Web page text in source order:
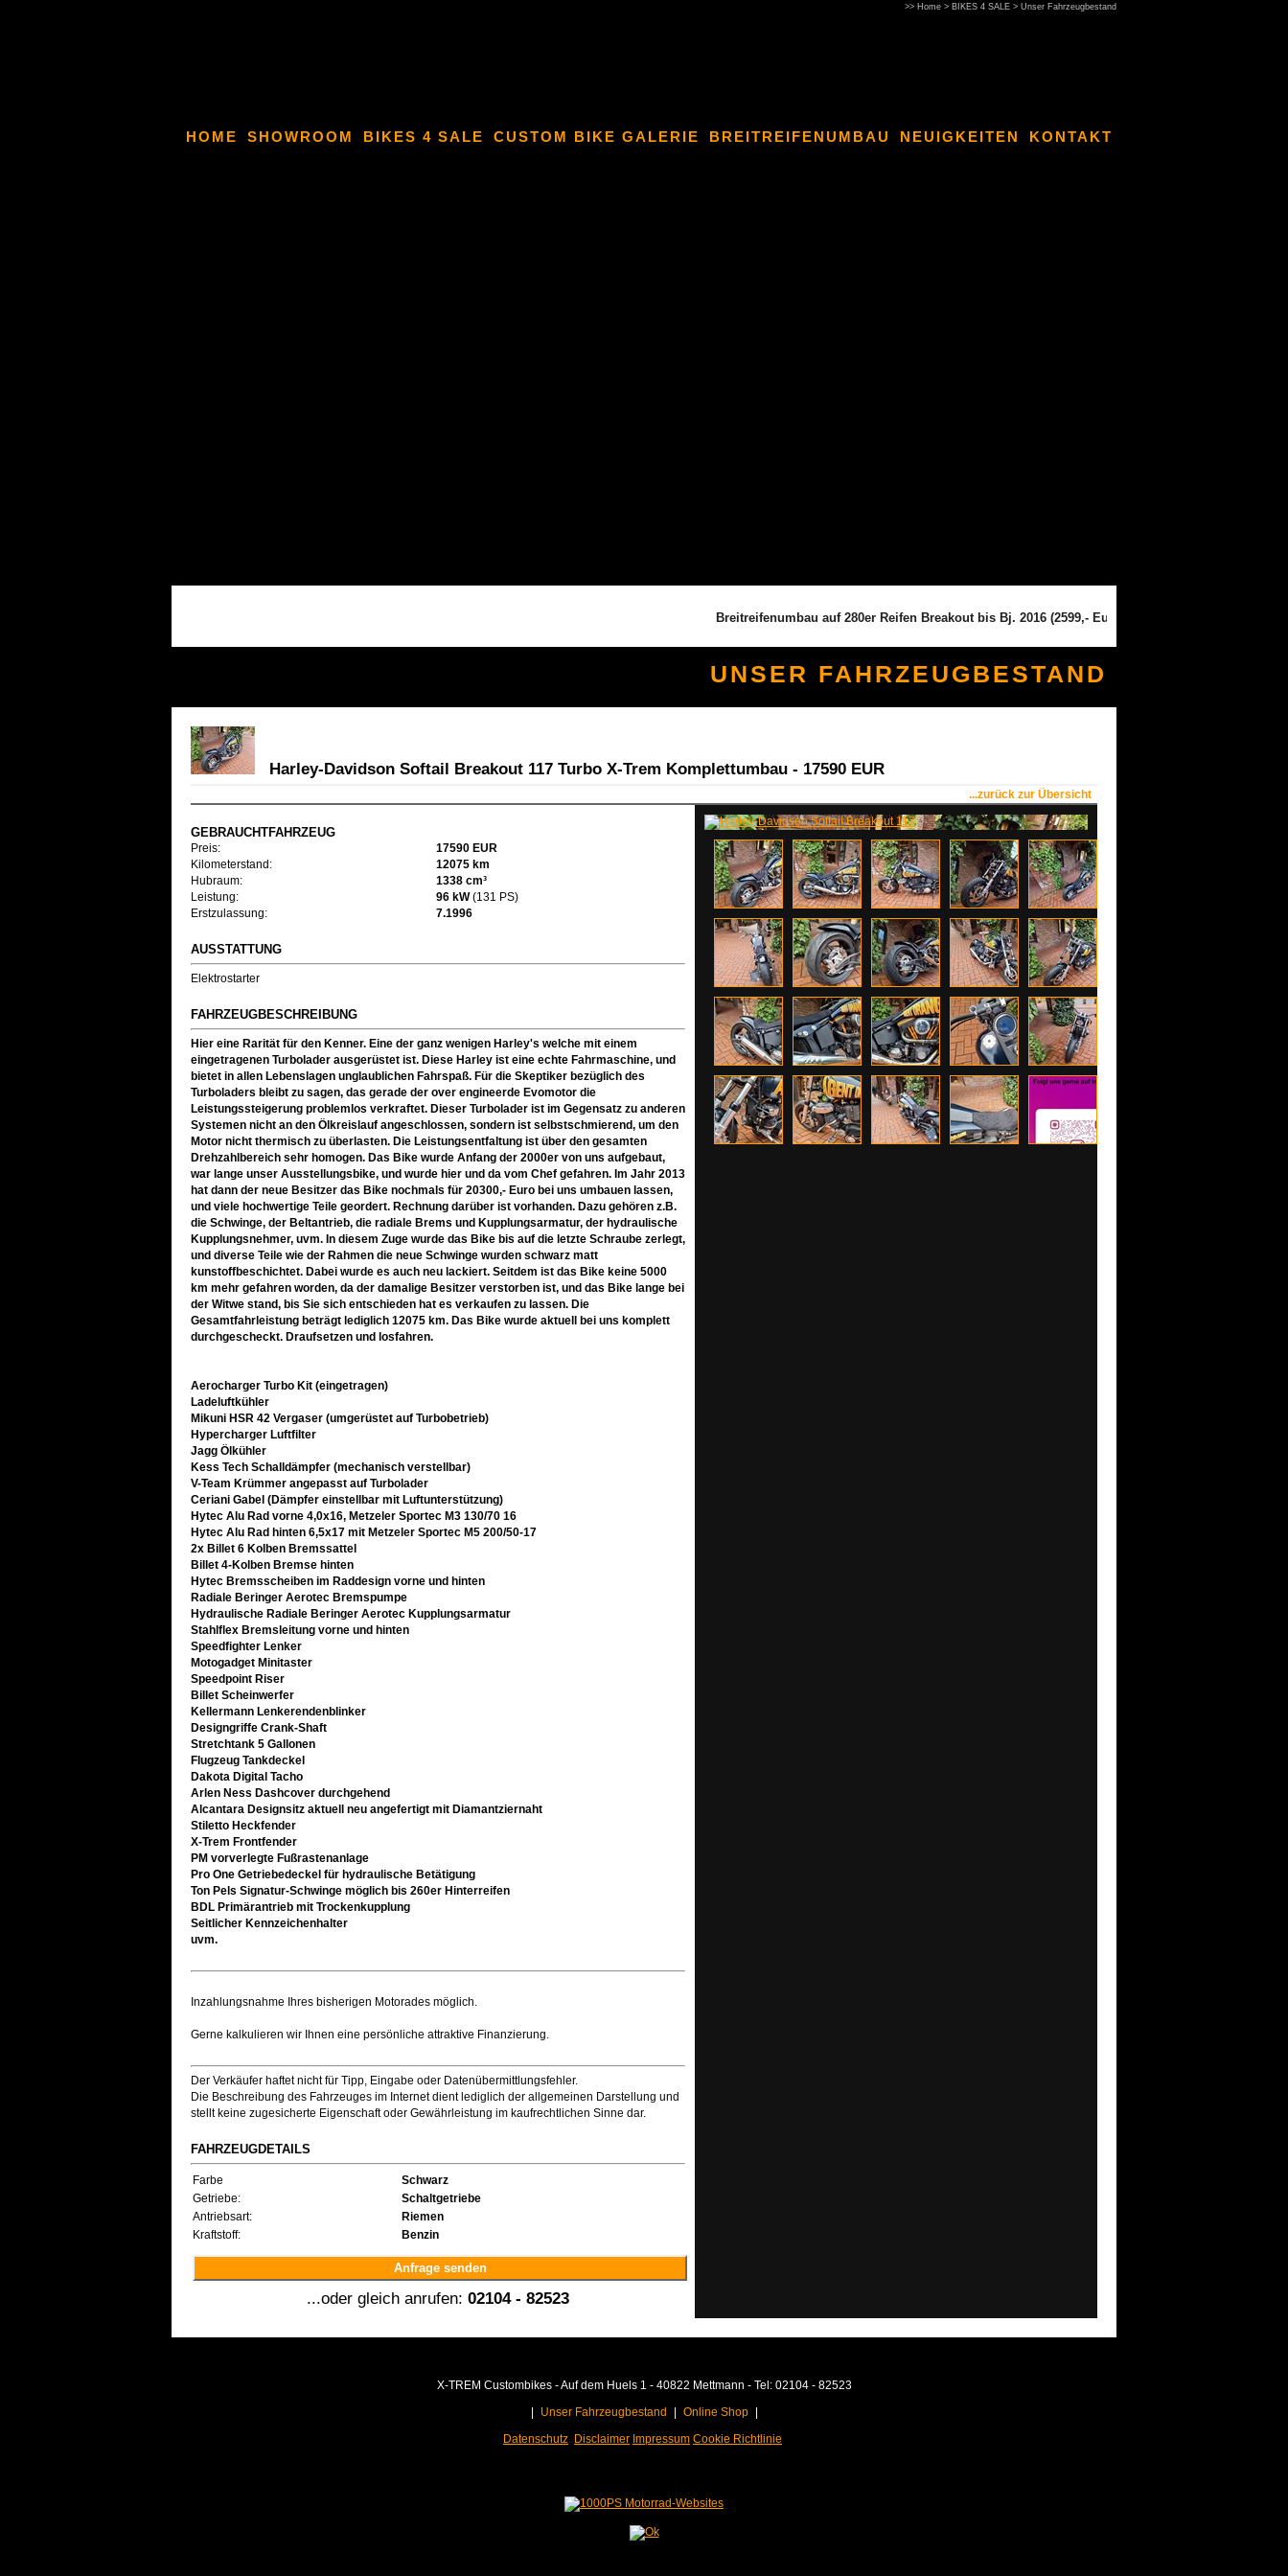
>> Home > BIKES 4 SALE > Unser Fahrzeugbestand
HOME SHOWROOM BIKES 4 SALE CUSTOM BIKE GALERIE BREITREIFENUMBAU NEUIGKEITEN KONTAKT
Breitreifenumbau auf 280er Reifen Breakout bis Bj. 2016 (2599,- Euro) --- Breitreifenumbau auf
UNSER FAHRZEUGBESTAND
Harley-Davidson Softail Breakout 117 Turbo X-Trem Komplettumbau - 17590 EUR
...zurück zur Übersicht
GEBRAUCHTFAHRZEUG
Preis:
17590 EUR
Kilometerstand:
12075 km
Hubraum:
1338 cm³
Leistung:
96 kW(131 PS)
Erstzulassung:
7.1996
AUSSTATTUNG
Elektrostarter
FAHRZEUGBESCHREIBUNG
Hier eine Rarität für den Kenner. Eine der ganz wenigen Harley's welche mit einem
eingetragenen Turbolader ausgerüstet ist. Diese Harley ist eine echte Fahrmaschine, und
bietet in allen Lebenslagen unglaublichen Fahrspaß. Für die Skeptiker bezüglich des
Turboladers bleibt zu sagen, das gerade der over engineerde Evomotor die
Leistungssteigerung problemlos verkraftet. Dieser Turbolader ist im Gegensatz zu anderen
Systemen nicht an den Ölkreislauf angeschlossen, sondern ist selbstschmierend, um den
Motor nicht thermisch zu überlasten. Die Leistungsentfaltung ist über den gesamten
Drehzahlbereich sehr homogen. Das Bike wurde Anfang der 2000er von uns aufgebaut,
war lange unser Ausstellungsbike, und wurde hier und da vom Chef gefahren. Im Jahr 2013
hat dann der neue Besitzer das Bike nochmals für 20300,- Euro bei uns umbauen lassen,
und viele hochwertige Teile geordert. Rechnung darüber ist vorhanden. Dazu gehören z.B.
die Schwinge, der Beltantrieb, die radiale Brems und Kupplungsarmatur, der hydraulische
Kupplungsnehmer, uvm. In diesem Zuge wurde das Bike bis auf die letzte Schraube zerlegt,
und diverse Teile wie der Rahmen die neue Schwinge wurden schwarz matt
kunstoffbeschichtet. Dabei wurde es auch neu lackiert. Seitdem ist das Bike keine 5000
km mehr gefahren worden, da der damalige Besitzer verstorben ist, und das Bike lange bei
der Witwe stand, bis Sie sich entschieden hat es verkaufen zu lassen. Die
Gesamtfahrleistung beträgt lediglich 12075 km. Das Bike wurde aktuell bei uns komplett
durchgescheckt. Draufsetzen und losfahren.
Aerocharger Turbo Kit (eingetragen)
Ladeluftkühler
Mikuni HSR 42 Vergaser (umgerüstet auf Turbobetrieb)
Hypercharger Luftfilter
Jagg Ölkühler
Kess Tech Schalldämpfer (mechanisch verstellbar)
V-Team Krümmer angepasst auf Turbolader
Ceriani Gabel (Dämpfer einstellbar mit Luftunterstützung)
Hytec Alu Rad vorne 4,0x16, Metzeler Sportec M3 130/70 16
Hytec Alu Rad hinten 6,5x17 mit Metzeler Sportec M5 200/50-17
2x Billet 6 Kolben Bremssattel
Billet 4-Kolben Bremse hinten
Hytec Bremsscheiben im Raddesign vorne und hinten
Radiale Beringer Aerotec Bremspumpe
Hydraulische Radiale Beringer Aerotec Kupplungsarmatur
Stahlflex Bremsleitung vorne und hinten
Speedfighter Lenker
Motogadget Minitaster
Speedpoint Riser
Billet Scheinwerfer
Kellermann Lenkerendenblinker
Designgriffe Crank-Shaft
Stretchtank 5 Gallonen
Flugzeug Tankdeckel
Dakota Digital Tacho
Arlen Ness Dashcover durchgehend
Alcantara Designsitz aktuell neu angefertigt mit Diamantziernaht
Stiletto Heckfender
X-Trem Frontfender
PM vorverlegte Fußrastenanlage
Pro One Getriebedeckel für hydraulische Betätigung
Ton Pels Signatur-Schwinge möglich bis 260er Hinterreifen
BDL Primärantrieb mit Trockenkupplung
Seitlicher Kennzeichenhalter
uvm.
Inzahlungsnahme Ihres bisherigen Motorades möglich.
Gerne kalkulieren wir Ihnen eine persönliche attraktive Finanzierung.
Der Verkäufer haftet nicht für Tipp, Eingabe oder Datenübermittlungsfehler.
Die Beschreibung des Fahrzeuges im Internet dient lediglich der allgemeinen Darstellung und
stellt keine zugesicherte Eigenschaft oder Gewährleistung im kaufrechtlichen Sinne dar.
FAHRZEUGDETAILS
Farbe
Schwarz
Getriebe:
Schaltgetriebe
Antriebsart:
Riemen
Kraftstoff:
Benzin
Anfrage senden
...oder gleich anrufen: 02104 - 82523
X-TREM Custombikes - Auf dem Huels 1 - 40822 Mettmann - Tel: 02104 - 82523
Unser Fahrzeugbestand Online Shop
Datenschutz Disclaimer Impressum Cookie Richtlinie